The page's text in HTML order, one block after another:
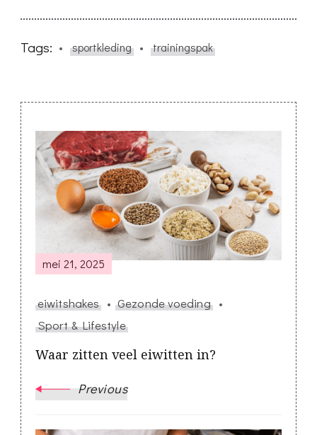
Tags: sportkleding trainingspak
Post
Navigation
mei 21, 2025
eiwitshakes
Gezonde voeding
Sport & Lifestyle
Waar zitten veel eiwitten in?
Previous